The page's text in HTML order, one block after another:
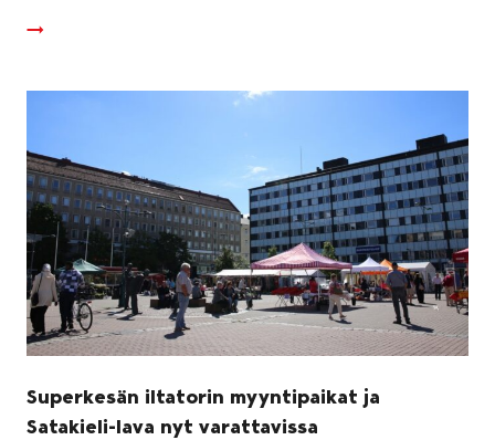
Superkesän iltatorin myyntipaikat ja
Satakieli-lava nyt varattavissa